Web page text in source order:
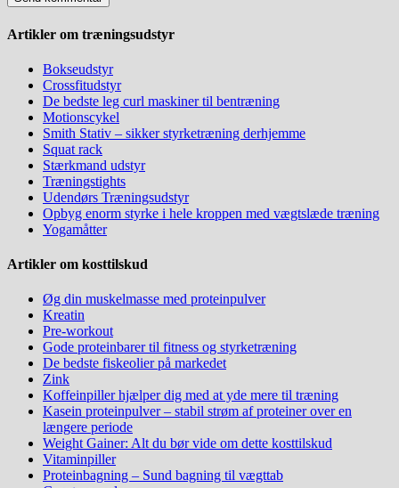
Artikler om træningsudstyr
Bokseudstyr
Crossfitudstyr
De bedste leg curl maskiner til bentræning
Motionscykel
Smith Stativ – sikker styrketræning derhjemme
Squat rack
Stærkmand udstyr
Træningstights
Udendørs Træningsudstyr
Opbyg enorm styrke i hele kroppen med vægtslæde træning
Yogamåtter
Artikler om kosttilskud
Øg din muskelmasse med proteinpulver
Kreatin
Pre-workout
Gode proteinbarer til fitness og styrketræning
De bedste fiskeolier på markedet
Zink
Koffeinpiller hjælper dig med at yde mere til træning
Kasein proteinpulver – stabil strøm af proteiner over en
længere periode
Weight Gainer: Alt du bør vide om dette kosttilskud
Vitaminpiller
Proteinbagning – Sund bagning til vægttab